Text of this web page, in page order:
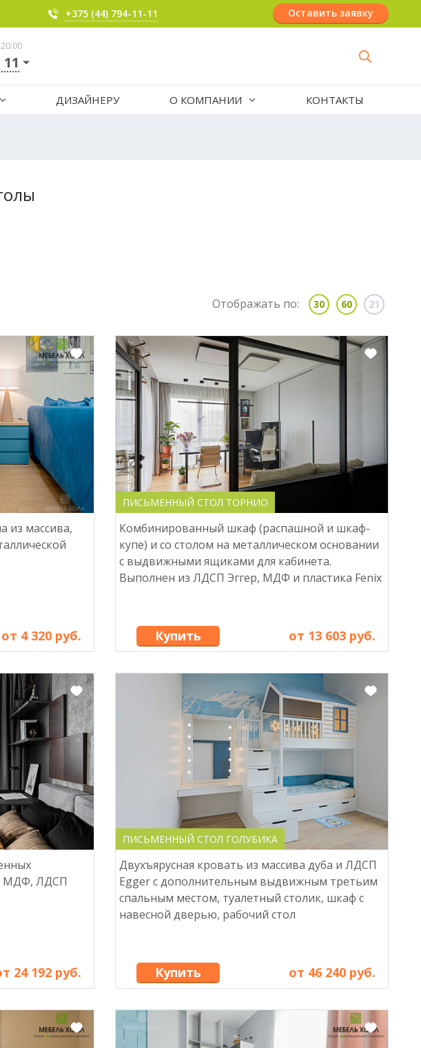
+375 (44) 794-11-11 Оставить заявку
ДИЗАЙНЕРУ О КОМПАНИИ КОНТАКТЫ
Отображать по: 30 60 21
из массива,
от 4 320 руб.
ПИСЬМЕННЫЙ СТОЛ ТОРНИО
Комбинированный шкаф (распашной и шкаф-
купе) и со столом на металлическом основании
с выдвижными ящиками для кабинета.
Выполнен из ЛДСП Эггер, МДФ и пластика Fenix
Купить от 13 603 руб.
МДФ, ЛДСП
24 192 руб.
ПИСЬМЕННЫЙ СТОЛ ГОЛУБИКА
Двухъярусная кровать из маcсива дуба и ЛДСП
Egger с дополнительным выдвижным третьим
спальным местом, туалетный столик, шкаф с
навесной дверью, рабочий стол
Купить от 46 240 руб.